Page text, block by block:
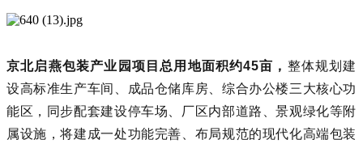
京北启燕包装产业园项目总用地面积约45亩， 整体规划建
设高标准生产车间、成品仓储库房、综合办公楼三大核心功
能区，同步配套建设停车场、厂区内部道路、景观绿化等附
属设施，将建成一处功能完善、布局规范的现代化高端包装